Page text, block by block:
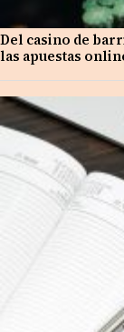
Del casino de
las apuestas